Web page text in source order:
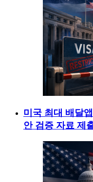
미국 최대 배달
안 검증 자료 제